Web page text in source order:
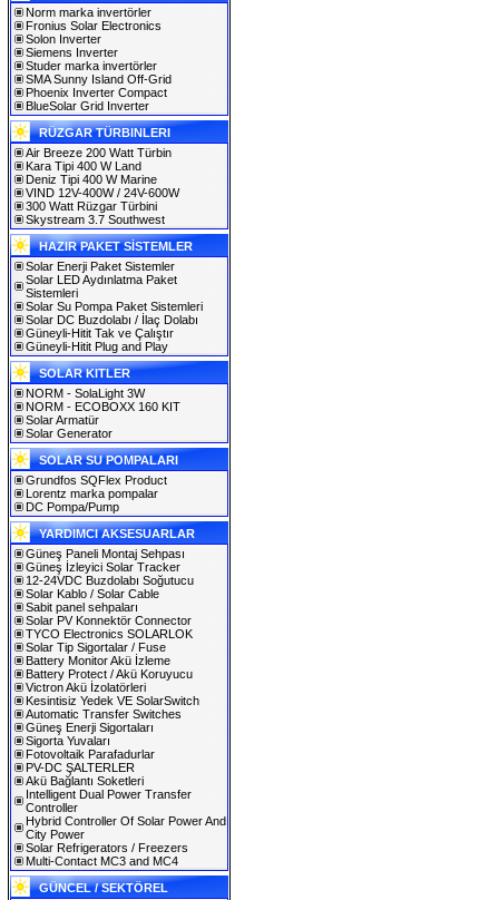
Norm marka invertörler
Fronius Solar Electronics
Solon Inverter
Siemens Inverter
Studer marka invertörler
SMA Sunny Island Off-Grid
Phoenix Inverter Compact
BlueSolar Grid Inverter
RÜZGAR TÜRBINLERI
Air Breeze 200 Watt Türbin
Kara Tipi 400 W Land
Deniz Tipi 400 W Marine
VIND 12V-400W / 24V-600W
300 Watt Rüzgar Türbini
Skystream 3.7 Southwest
HAZIR PAKET SİSTEMLER
Solar Enerji Paket Sistemler
Solar LED Aydınlatma Paket
Sistemleri
Solar Su Pompa Paket Sistemleri
Solar DC Buzdolabı / İlaç Dolabı
Güneyli-Hitit Tak ve Çalıştır
Güneyli-Hitit Plug and Play
SOLAR KITLER
NORM - SolaLight 3W
NORM - ECOBOXX 160 KIT
Solar Armatür
Solar Generator
SOLAR SU POMPALARI
Grundfos SQFlex Product
Lorentz marka pompalar
DC Pompa/Pump
YARDIMCI AKSESUARLAR
Güneş Paneli Montaj Sehpası
Güneş İzleyici Solar Tracker
12-24VDC Buzdolabı Soğutucu
Solar Kablo / Solar Cable
Sabit panel sehpaları
Solar PV Konnektör Connector
TYCO Electronics SOLARLOK
Solar Tip Sigortalar / Fuse
Battery Monitor Akü İzleme
Battery Protect / Akü Koruyucu
Victron Akü İzolatörleri
Kesintisiz Yedek VE SolarSwitch
Automatic Transfer Switches
Güneş Enerji Sigortaları
Sigorta Yuvaları
Fotovoltaik Parafadurlar
PV-DC ŞALTERLER
Akü Bağlantı Soketleri
Intelligent Dual Power Transfer
Controller
Hybrid Controller Of Solar Power And
City Power
Solar Refrigerators / Freezers
Multi-Contact MC3 and MC4
GÜNCEL / SEKTÖREL